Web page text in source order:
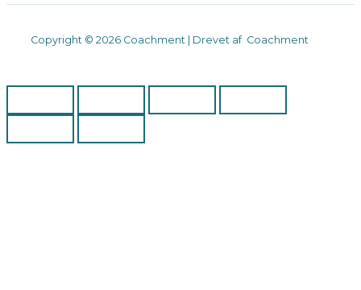
Copyright © 2026 Coachment | Drevet af Coachment